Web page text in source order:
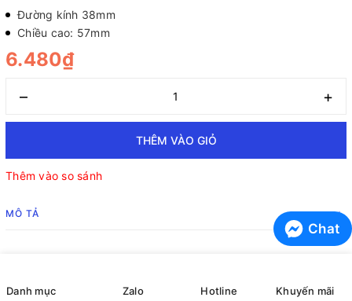
Đường kính 38mm
Chiều cao: 57mm
6.480₫
– +
THÊM VÀO GIỎ
Thêm vào so sánh
MÔ TẢ
Giấy in bill, giấy in nhiệt K57x38mm là loại giấy chuyên dùng
Danh mục Zalo Hotline Khuyến mãi
Chat